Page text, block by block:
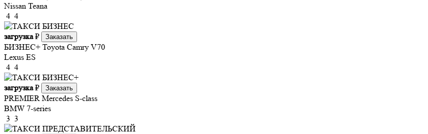
Nissan Teana
4 4
загрузка₽ Заказать
БИЗНЕС+ Toyota Camry V70
Lexus ES
4 4
загрузка₽ Заказать
PREMIER Mercedes S-class
BMW 7-series
3 3